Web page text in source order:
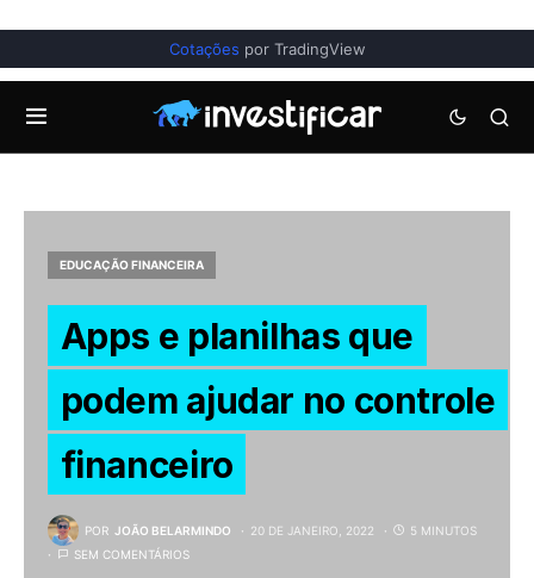
Cotações por TradingView
EDUCAÇÃO FINANCEIRA
Apps e planilhas que
podem ajudar no controle
financeiro
POR JOÃO BELARMINDO 20 DE JANEIRO, 2022
5 MINUTOS
SEM COMENTÁRIOS